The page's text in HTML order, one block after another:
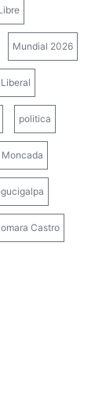
Mundial 2026
politica
Moncada
Castro